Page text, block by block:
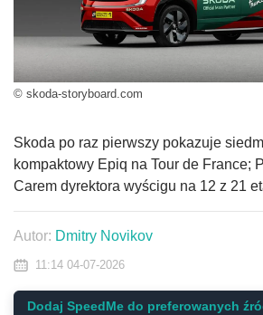
© skoda-storyboard.com
Skoda po raz pierwszy pokazuje
kompaktowy Epiq na Tour de France;
Carem dyrektora wyścigu na 12 z 21
Autor: Dmitry Novikov
11:14 04-07-2026
Dodaj SpeedMe do preferowanych